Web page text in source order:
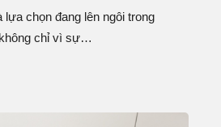
lựa chọn đang lên ngôi trong
chỉ vì sự…